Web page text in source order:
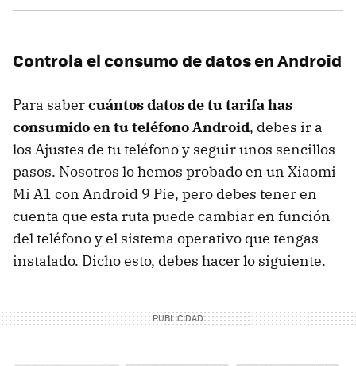
Controla el consumo de datos en Android
Para sabercuántos datos de tu tarifa has
consumido en tu teléfono Android, debes ir a
los Ajustes de tu teléfono y seguir unos sencillos
pasos. Nosotros lo hemos probado en un Xiaomi
Mi A1 con Android 9 Pie, pero debes tener en
cuenta que esta ruta puede cambiar en función
del teléfono y el sistema operativo que tengas
instalado. Dicho esto, debes hacer lo siguiente.